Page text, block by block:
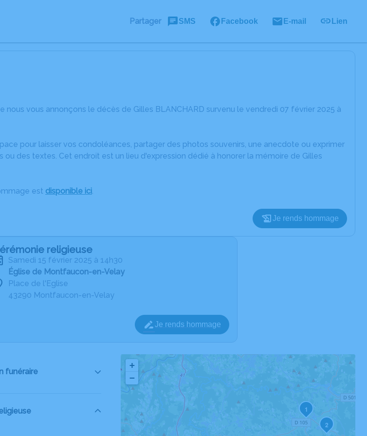
Partager SMS Facebook E-mail Lien
nous vous annonçons le décès de Gilles BLANCHARD survenu le vendredi 07 février 2025 à
pour laisser vos condoléances, partager des photos souvenirs, une anecdote ou exprimer
des textes. Cet endroit est un lieu d'expression dédié à honorer la mémoire de Gilles
est disponible ici.
Je rends hommage
religieuse
samedi 15 février 2025 à 14h30
Église de Montfaucon-en-Velay
Place de l'Eglise
43290 Montfaucon-en-Velay
Je rends hommage
funéraire
1
2
+
−